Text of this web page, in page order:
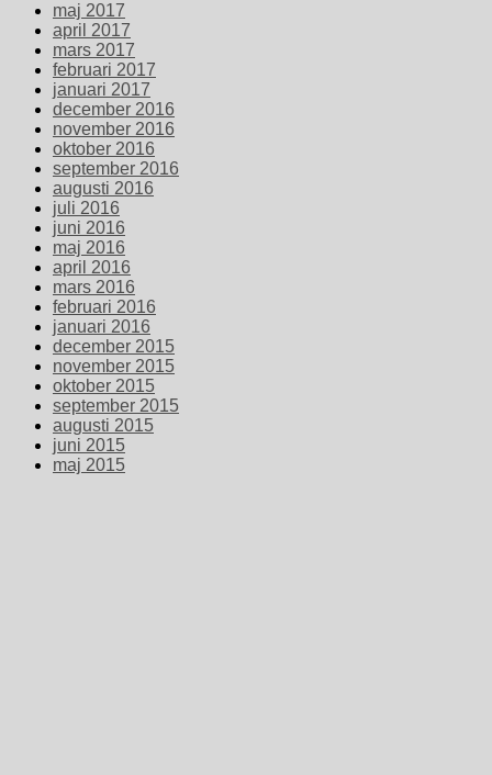
maj 2017
april 2017
mars 2017
februari 2017
januari 2017
december 2016
november 2016
oktober 2016
september 2016
augusti 2016
juli 2016
juni 2016
maj 2016
april 2016
mars 2016
februari 2016
januari 2016
december 2015
november 2015
oktober 2015
september 2015
augusti 2015
juni 2015
maj 2015